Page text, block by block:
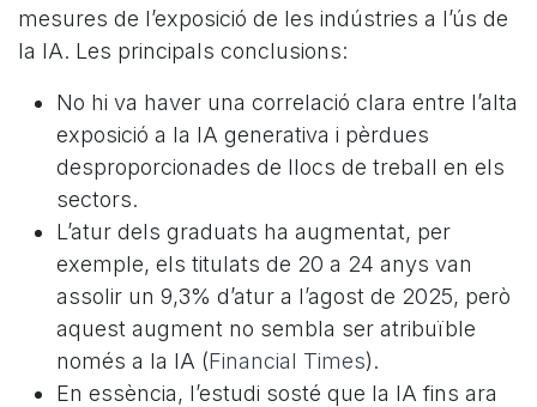
mesures de l’exposició de les indústries a l’ús de
la IA. Les principals conclusions:
No hi va haver una correlació clara entre l’alta
exposició a la IA generativa i pèrdues
desproporcionades de llocs de treball en els
sectors.
L’atur dels graduats ha augmentat, per
exemple, els titulats de 20 a 24 anys van
assolir un 9,3% d’atur a l’agost de 2025, però
aquest augment no sembla ser atribuïble
només a la IA (Financial Times).
En essència, l’estudi sosté que la IA fins ara